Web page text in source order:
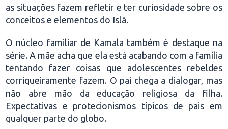
as situações fazem refletir e ter curiosidade sobre os
conceitos e elementos do Islã.
O núcleo familiar de Kamala também é destaque na
série. A mãe acha que ela está acabando com a família
tentando fazer coisas que adolescentes rebeldes
corriqueiramente fazem. O pai chega a dialogar, mas
não abre mão da educação religiosa da filha.
Expectativas e protecionismos típicos de pais em
qualquer parte do globo.